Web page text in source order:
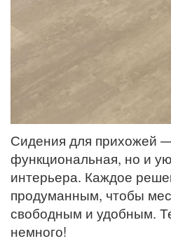
Сидения для прихожей
функциональная, но и
интерьера. Каждое
продуманным, чтобы
свободным и удобным.
немного!